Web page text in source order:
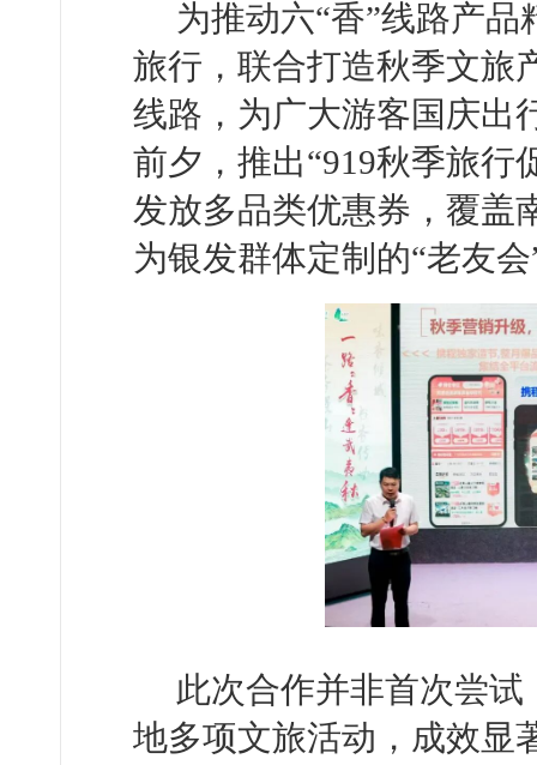
为推动六“香”线路产
旅行，联合打造秋季文旅
线路，为广大游客国庆出
前夕，推出“919秋季旅行
发放多品类优惠券，覆盖
为银发群体定制的“老友
此次合作并非首次尝
地多项文旅活动，成效显